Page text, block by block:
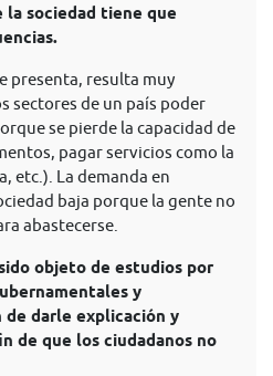
sociedad tiene que
presenta, resulta muy
sectores de un país poder
se pierde la capacidad de
pagar servicios como la
etc.). La demanda en
baja porque la gente no
abastecerse.
objeto de estudios por
y
darle explicación y
de que los ciudadanos no